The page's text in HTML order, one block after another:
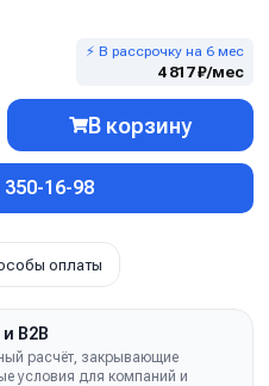
⚡ В рассрочку на 6 мес
4 817 ₽/мес
В корзину
350-16-98
оплаты
B2B
расчёт, закрывающие
условия для компаний и